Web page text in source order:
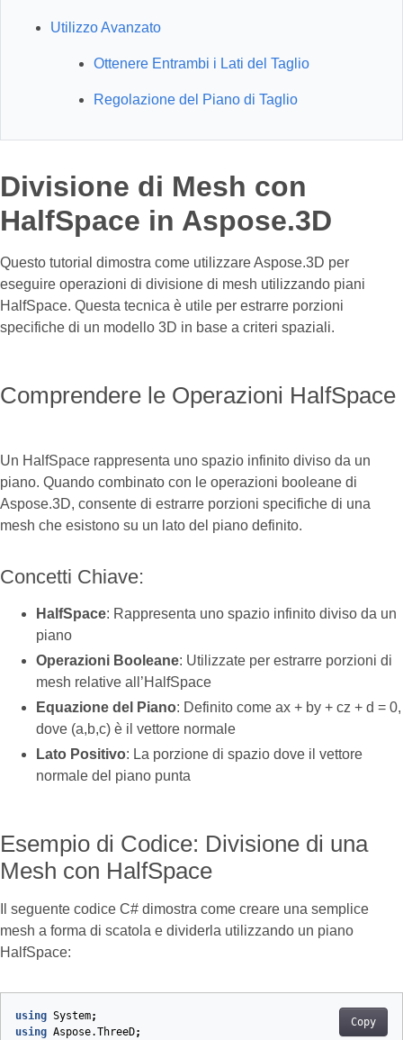
Utilizzo Avanzato
Ottenere Entrambi i Lati del Taglio
Regolazione del Piano di Taglio
Divisione di Mesh con
HalfSpace in Aspose.3D
Questo tutorial dimostra come utilizzare Aspose.3D per
eseguire operazioni di divisione di mesh utilizzando piani
HalfSpace. Questa tecnica è utile per estrarre porzioni
specifiche di un modello 3D in base a criteri spaziali.
Comprendere le Operazioni HalfSpace
Un HalfSpace rappresenta uno spazio infinito diviso da un
piano. Quando combinato con le operazioni booleane di
Aspose.3D, consente di estrarre porzioni specifiche di una
mesh che esistono su un lato del piano definito.
Concetti Chiave:
HalfSpace: Rappresenta uno spazio infinito diviso da un
piano
Operazioni Booleane: Utilizzate per estrarre porzioni di
mesh relative all’HalfSpace
Equazione del Piano: Definito come ax + by + cz + d = 0,
dove (a,b,c) è il vettore normale
Lato Positivo: La porzione di spazio dove il vettore
normale del piano punta
Esempio di Codice: Divisione di una
Mesh con HalfSpace
Il seguente codice C# dimostra come creare una semplice
mesh a forma di scatola e dividerla utilizzando un piano
HalfSpace:
Copy
using System;
using Aspose.ThreeD;